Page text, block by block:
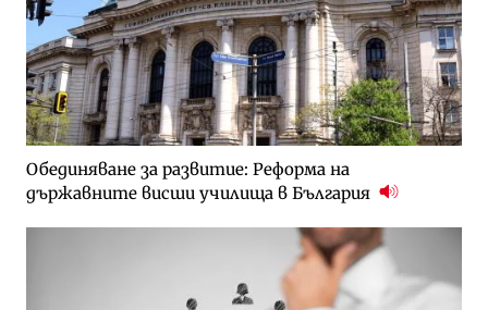
Обединяване за развитие: Реформа на
държавните висши училища в България